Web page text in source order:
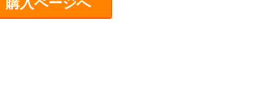
購入ページへ